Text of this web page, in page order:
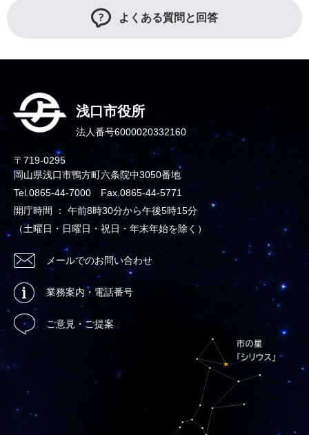
よくある質問と回答
浅口市役所
法人番号6000020332160
〒719-0295
岡山県浅口市鴨方町六条院中3050番地
Tel.0865-44-7000 Fax.0865-44-5771
開庁時間 ： 午前8時30分から午後5時15分
（土曜日・日曜日・祝日・年末年始を除く）
メールでのお問い合わせ
業務案内・電話番号
ご意見・ご提案